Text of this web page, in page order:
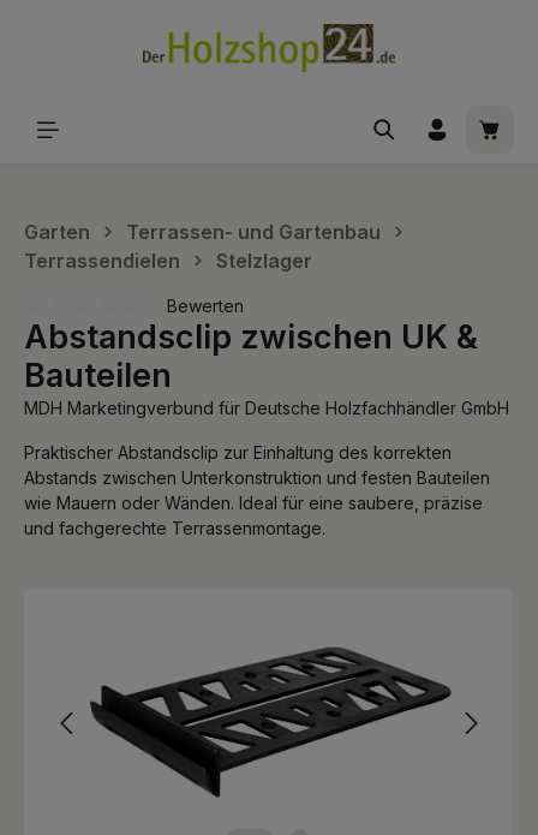
Garten
Terrassen- und Gartenbau
Terrassendielen
Stelzlager
Durchschnittliche Bewertung von 0 von 5 Sternen
Bewerten
Abstandsclip zwischen UK &
Bauteilen
MDH Marketingverbund für Deutsche Holzfachhändler GmbH
Praktischer Abstandsclip zur Einhaltung des korrekten
Abstands zwischen Unterkonstruktion und festen Bauteilen
wie Mauern oder Wänden. Ideal für eine saubere, präzise
und fachgerechte Terrassenmontage.